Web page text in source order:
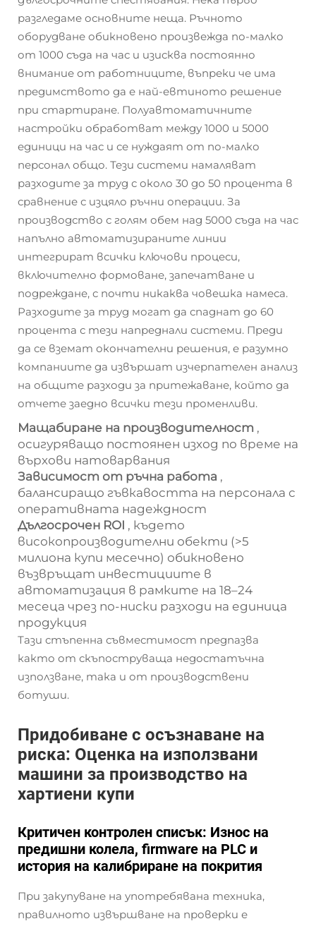
разгледаме основните неща. Ръчното
оборудване обикновено произвежда по-малко
от 1000 съда на час и изисква постоянно
внимание от работниците, въпреки че има
предимството да е най-евтиното решение
при стартиране. Полуавтоматичните
настройки обработват между 1000 и 5000
единици на час и се нуждаят от по-малко
персонал общо. Тези системи намаляват
разходите за труд с около 30 до 50 процента в
сравнение с изцяло ръчни операции. За
производство с голям обем над 5000 съда на час
напълно автоматизираните линии
интегрират всички ключови процеси,
включително формоване, запечатване и
подреждане, с почти никаква човешка намеса.
Разходите за труд могат да спаднат до 60
процента с тези напреднали системи. Преди
да се вземат окончателни решения, е разумно
компаниите да извършат изчерпателен анализ
на общите разходи за притежаване, който да
отчете заедно всички тези променливи.
Мащабиране на производителност ,
осигуряващо постоянен изход по време на
върхови натоварвания
Зависимост от ръчна работа ,
балансиращо гъвкавостта на персонала с
оперативната надеждност
Дългосрочен ROI , където
високопроизводителни обекти (>5
милиона купи месечно) обикновено
възвръщат инвестициите в
автоматизация в рамките на 18–24
месеца чрез по-ниски разходи на единица
продукция
Тази стъпенна съвместимост предпазва
както от скъпоструваща недостатъчна
използване, така и от производствени
ботуши.
Придобиване с осъзнаване на
риска: Оценка на използвани
машини за производство на
хартиени купи
Критичен контролен списък: Износ на
предишни колела, firmware на PLC и
история на калибриране на покрития
При закупуване на употребявана техника,
правилното извършване на проверки е